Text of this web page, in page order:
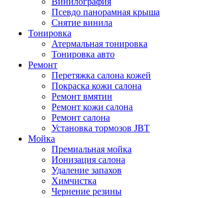
Псевдо панорамная крыша
Снятие винила
Тонировка
Атермальная тонировка
Тонировка авто
Ремонт
Перетяжка салона кожей
Покраска кожи салона
Ремонт вмятин
Ремонт кожи салона
Ремонт салона
Установка тормозов JBT
Мойка
Премиальная мойка
Ионизация салона
Удаление запахов
Химчистка
Чернение резины